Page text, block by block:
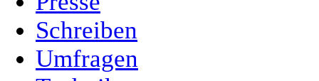
Schreiben
Umfragen